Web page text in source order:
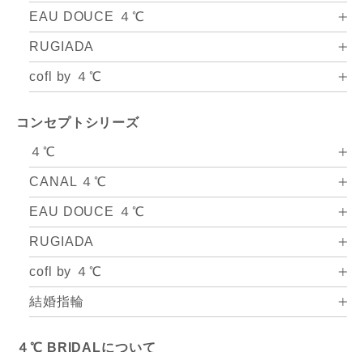
EAU DOUCE ４℃
RUGIADA
cofl by ４℃
コンセプトシリーズ
４℃
CANAL ４℃
EAU DOUCE ４℃
RUGIADA
cofl by ４℃
結婚指輪
４℃ BRIDALについて